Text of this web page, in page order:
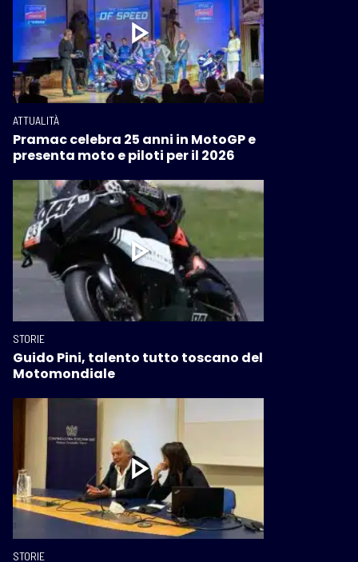
ATTUALITÀ
Pramac celebra 25 anni in MotoGP e
presenta moto e piloti per il 2026
STORIE
Guido Pini, talento tutto toscano del
Motomondiale
STORIE